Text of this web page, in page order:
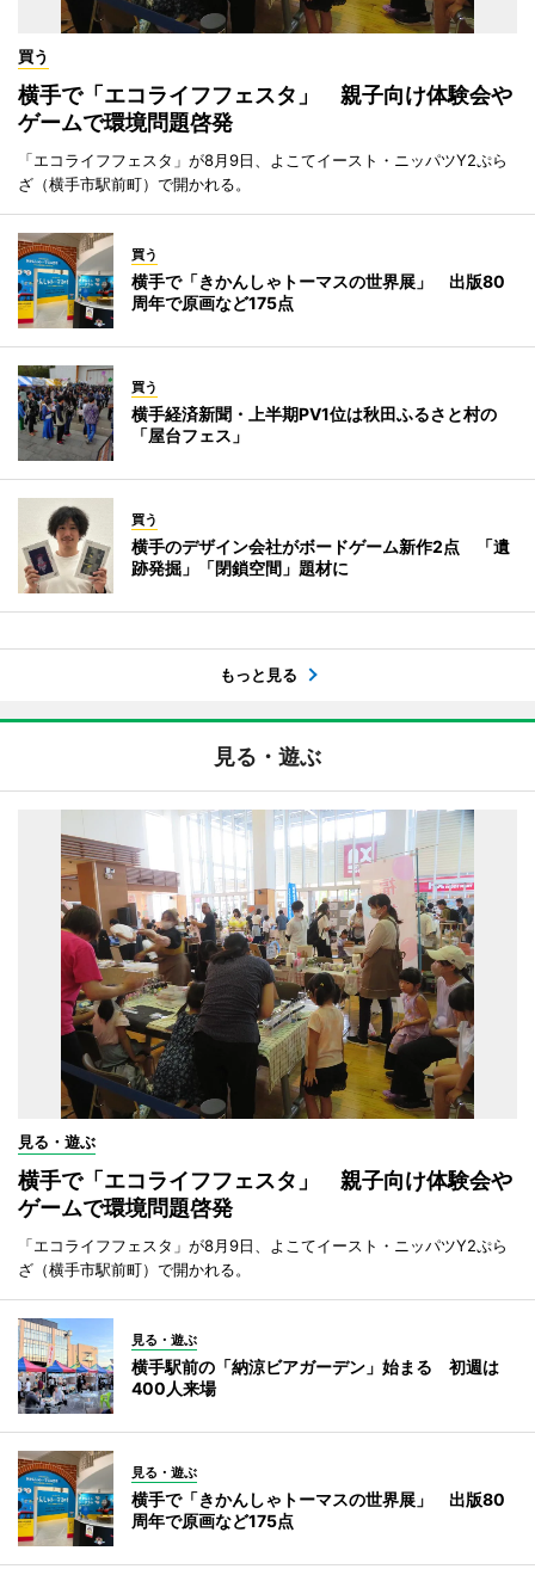
買う
横手で「エコライフフェスタ」 親子向け体験会や
ゲームで環境問題啓発
「エコライフフェスタ」が8月9日、よこてイースト・ニッパツY2ぷら
ざ（横手市駅前町）で開かれる。
買う
横手で「きかんしゃトーマスの世界展」 出版80
周年で原画など175点
買う
横手経済新聞・上半期PV1位は秋田ふるさと村の
「屋台フェス」
買う
横手のデザイン会社がボードゲーム新作2点 「遺
跡発掘」「閉鎖空間」題材に
もっと見る
見る・遊ぶ
見る・遊ぶ
横手で「エコライフフェスタ」 親子向け体験会や
ゲームで環境問題啓発
「エコライフフェスタ」が8月9日、よこてイースト・ニッパツY2ぷら
ざ（横手市駅前町）で開かれる。
見る・遊ぶ
横手駅前の「納涼ビアガーデン」始まる 初週は
400人来場
見る・遊ぶ
横手で「きかんしゃトーマスの世界展」 出版80
周年で原画など175点